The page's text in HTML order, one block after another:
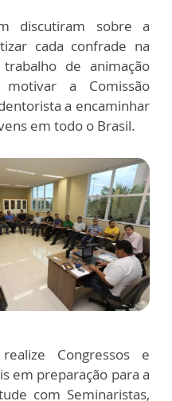
discutiram sobre a
cada confrade na
de animação
a Comissão
a encaminhar
em todo o Brasil.
Congressos e
em preparação para a
com Seminaristas,